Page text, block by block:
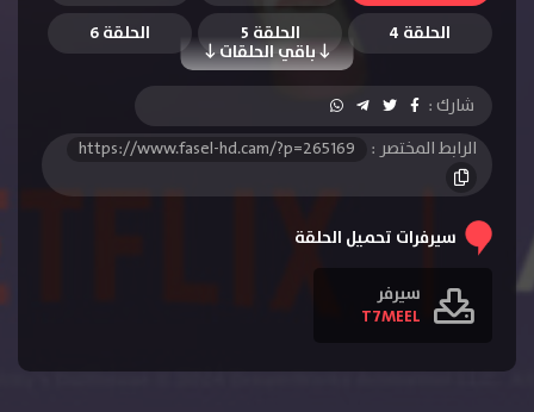
الحلقة 4
الحلقة 5 الحلقة 6
باقي الحلقات
شارك :
الرابط المختصر :
https://www.fasel-hd.cam/?p=265169
سيرفرات تحميل الحلقة
سيرفر
T7MEEL